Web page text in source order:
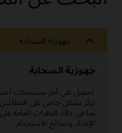
جهوزية السحابة
جهوزية السحابة
تركز بشكل خاص على القطاعين
بما في ذلك النظرات العامة على
الإعداد ونصائح الاستخدام.